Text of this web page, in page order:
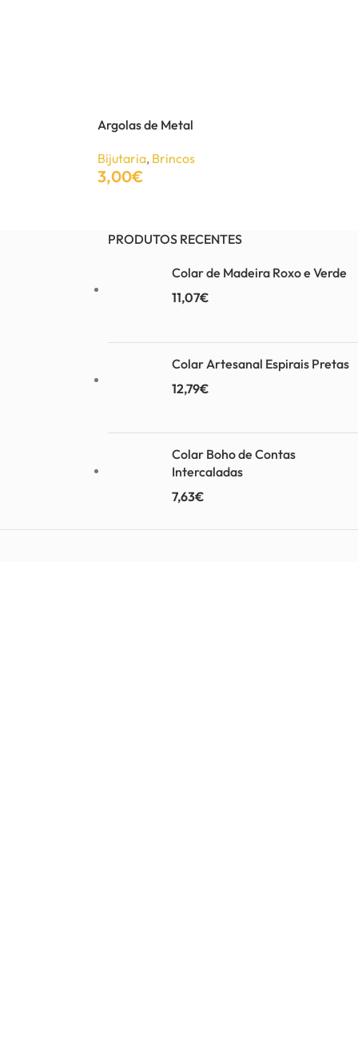
Argolas de Metal
Bijutaria, Brincos
3,00€
PRODUTOS RECENTES
Colar de Madeira Roxo e Verde
11,07€
Colar Artesanal Espirais Pretas
12,79€
Colar Boho de Contas
Intercaladas
7,63€